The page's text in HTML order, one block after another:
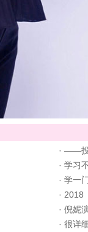
· ——投
· 学习
· 学一
· 2018
· 倪妮
· 很详